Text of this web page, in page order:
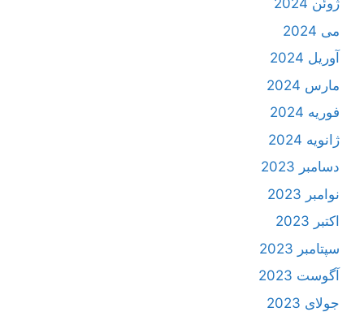
ژوئن 2024
می 2024
آوریل 2024
مارس 2024
فوریه 2024
ژانویه 2024
دسامبر 2023
نوامبر 2023
اکتبر 2023
سپتامبر 2023
آگوست 2023
جولای 2023